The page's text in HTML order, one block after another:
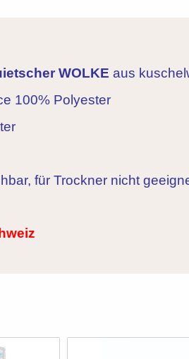
WOLKE aus
100% Polyester
für Trockner nicht